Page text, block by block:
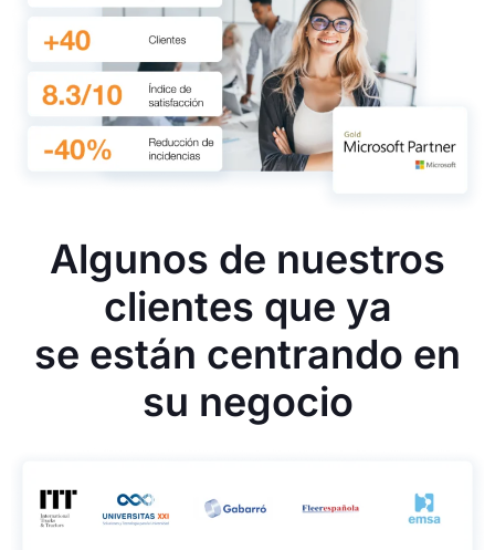
Algunos de nuestros
clientes que ya
se están centrando en
su negocio